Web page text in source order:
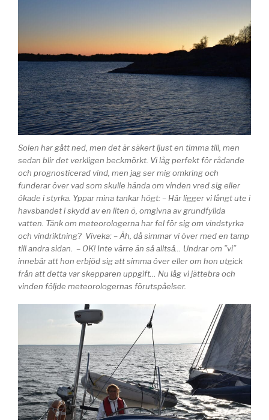
Solen har gått ned, men det är säkert ljust en timma till, men
sedan blir det verkligen beckmörkt. Vi låg perfekt för rådande
och prognosticerad vind, men jag ser mig omkring och
funderar över vad som skulle hända om vinden vred sig eller
ökade i styrka. Yppar mina tankar högt: – Här ligger vi långt ute i
havsbandet i skydd av en liten ö, omgivna av grundfyllda
vatten. Tänk om meteorologerna har fel för sig om vindstyrka
och vindriktning? Viveka: – Äh, då simmar vi över med en tamp
till andra sidan. – OK! Inte värre än så alltså… Undrar om ”vi”
innebär att hon erbjöd sig att simma över eller om hon utgick
från att detta var skepparen uppgift… Nu låg vi jättebra och
vinden följde meteorologernas förutspåelser.